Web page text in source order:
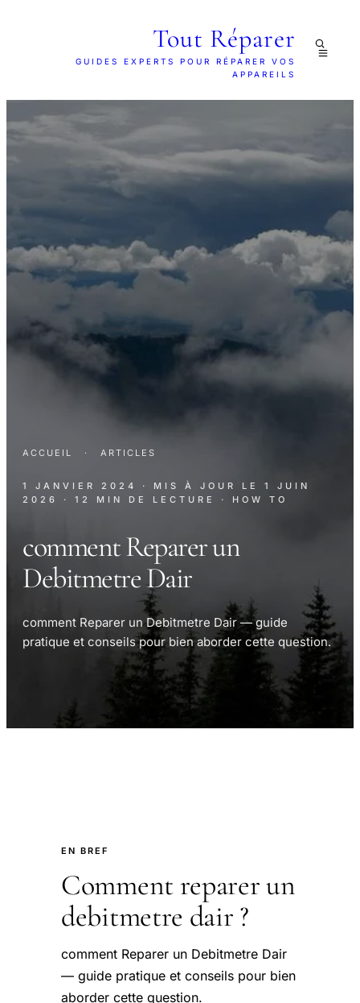
Tout Réparer
GUIDES EXPERTS POUR RÉPARER VOS
APPAREILS
ACCUEIL · ARTICLES
1 JANVIER 2024 · MIS À JOUR LE 1 JUIN
2026
· 12 MIN DE LECTURE · HOW TO
comment Reparer un
Debitmetre Dair
comment Reparer un Debitmetre Dair — guide
pratique et conseils pour bien aborder cette question.
EN BREF
Comment reparer un
debitmetre dair ?
comment Reparer un Debitmetre Dair
— guide pratique et conseils pour bien
aborder cette question.